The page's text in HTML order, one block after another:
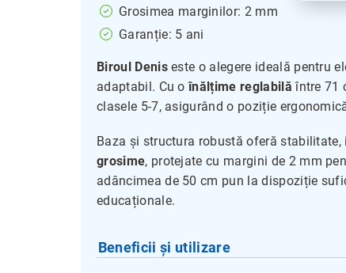
Grosimea marginilor: 2 mm
Garanție: 5 ani
Biroul Deniseste o alegere ideală pentru
adaptabil. Cu oînălțime reglabilă între 71
clasele 5-7, asigurând o poziție
Baza și structura robustă oferă
grosime, protejate cu margini de 2 mm
adâncimea de 50 cm pun la dispoziție
educaționale.
Beneficii și utilizare